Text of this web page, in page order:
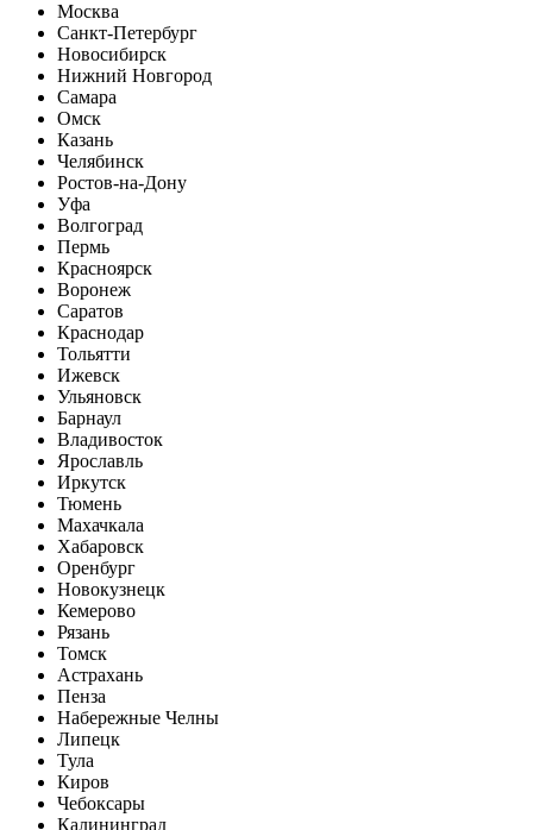
Москва
Санкт-Петербург
Новосибирск
Нижний Новгород
Самара
Омск
Казань
Челябинск
Ростов-на-Дону
Уфа
Волгоград
Пермь
Красноярск
Воронеж
Саратов
Краснодар
Тольятти
Ижевск
Ульяновск
Барнаул
Владивосток
Ярославль
Иркутск
Тюмень
Махачкала
Хабаровск
Оренбург
Новокузнецк
Кемерово
Рязань
Томск
Астрахань
Пенза
Набережные Челны
Липецк
Тула
Киров
Чебоксары
Калининград